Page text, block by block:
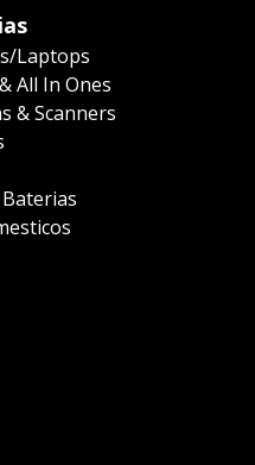
Laptops
All In Ones
& Scanners